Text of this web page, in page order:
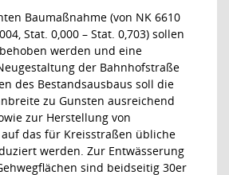
Baumaßnahme (von NK 6610
Stat. 0,000 – Stat. 0,703) sollen
werden und eine
der Bahnhofstraße
des Bestandsausbaus soll die
zu Gunsten ausreichend
zur Herstellung von
das für Kreisstraßen übliche
werden. Zur Entwässerung
sind beidseitig 30er